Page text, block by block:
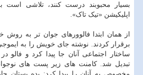
بسیار محبوبند درست کنند، تلاشی است
اپلیکیشن «تیک تاک».
از همان ابتدا فالوورهای جوان تر به روش
برقرار کردند. نوشته جای خویش را به
ساختار اجتماعی آنان جا پیدا کرد و فالو
تبدیل شد. کامنت های زیر پست های